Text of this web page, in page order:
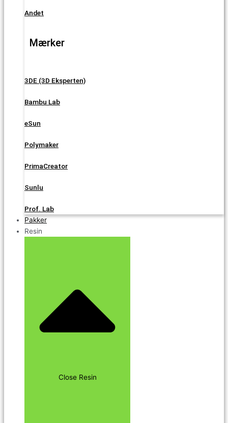
Andet
Mærker
3DE (3D Eksperten)
Bambu Lab
eSun
Polymaker
PrimaCreator
Sunlu
Prof. Lab
Pakker
Resin
Close Resin